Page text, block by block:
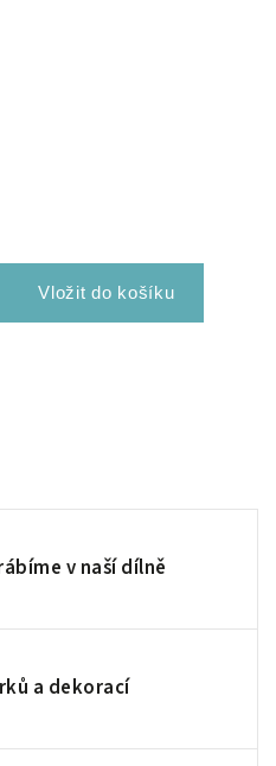
v naší dílně
a dekorací